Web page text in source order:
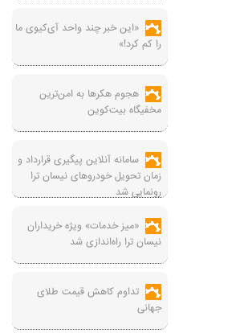
«این خبر چند واحد آی‌کیوی ما
را کم کرد!»
هجوم هکرها به امن‌ترین
مخفیگاه بیت‌کوین
سامانه آنلاین پیگیری قرارداد‌ و
زمان تحویل خودرو‌های نیسان ترا
رونمایی شد
«میز خدمات» ویژه خریداران
نیسان ترا راه‌اندازی شد
تداوم کاهش قیمت طلای
جهانی